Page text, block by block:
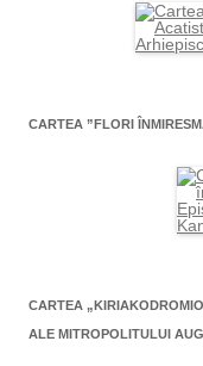
CARTEA ”FLORI
CARTEA
ALE MITROPOLITULUI